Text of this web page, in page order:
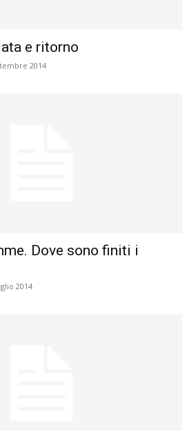
e ritorno
2014
Dove sono finiti i
2014